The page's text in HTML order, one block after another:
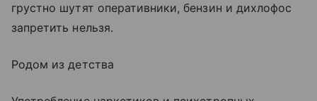
грустно шутят оперативники, бензин и дихлофос
запретить нельзя.
Родом из детства